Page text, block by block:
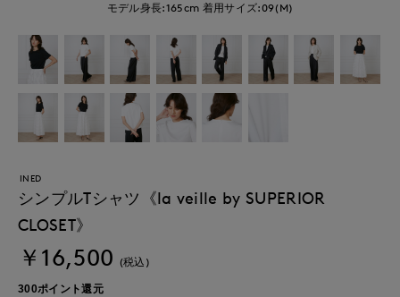
モデル身長:165cm 着用サイズ:09(M)
INED
シンプルTシャツ《la veille by SUPERIOR
CLOSET》
￥16,500 (税込)
300ポイント還元